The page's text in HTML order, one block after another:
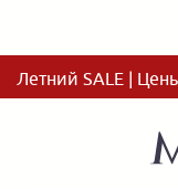
Летний SALE |